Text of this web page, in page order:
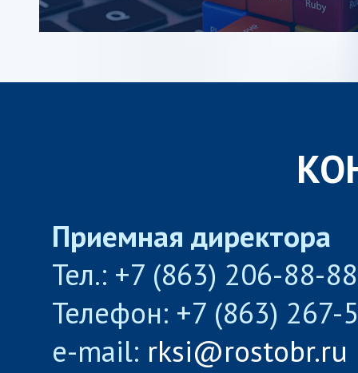
Приемная директора
Тел.: +7 (863) 206-88-
Телефон: +7 (863) 267-
e-mail: rksi@rostobr.ru